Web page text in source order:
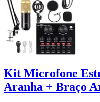
Kit Microfone
Aranha + Braço